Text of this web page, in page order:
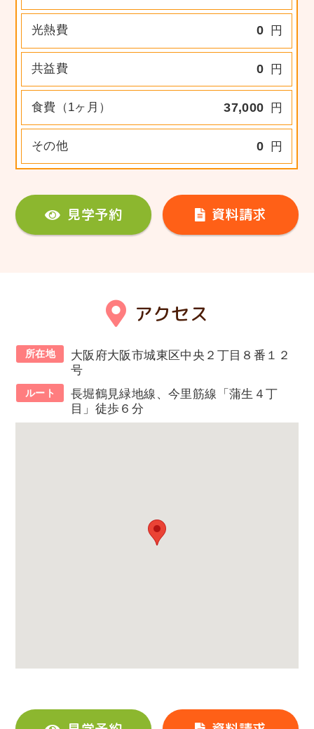
光熱費 0 円
共益費 0 円
食費（1ヶ月） 37,000 円
その他 0 円
見学予約 資料請求
アクセス
所在地
大阪府大阪市城東区中央２丁目８番１２
号
ルート
長堀鶴見緑地線、今里筋線「蒲生４丁
目」徒歩６分